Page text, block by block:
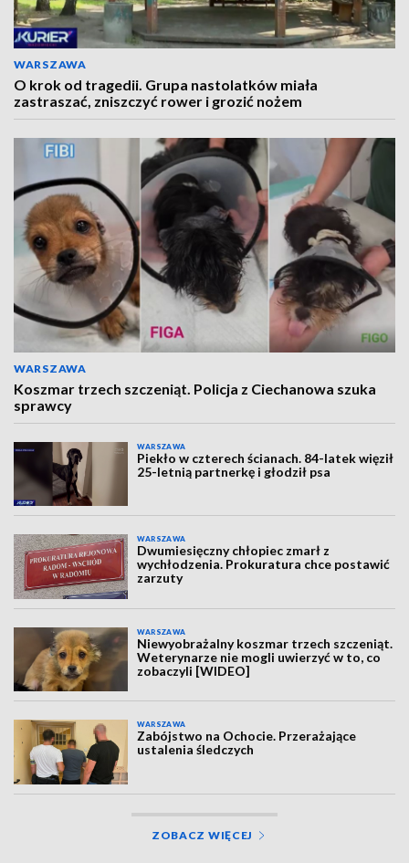
WARSZAWA
O krok od tragedii. Grupa nastolatków miała
zastraszać, zniszczyć rower i grozić nożem
WARSZAWA
Koszmar trzech szczeniąt. Policja z Ciechanowa szuka
sprawcy
WARSZAWA
Piekło w czterech ścianach. 84-latek więził
25-letnią partnerkę i głodził psa
WARSZAWA
Dwumiesięczny chłopiec zmarł z
wychłodzenia. Prokuratura chce postawić
zarzuty
WARSZAWA
Niewyobrażalny koszmar trzech szczeniąt.
Weterynarze nie mogli uwierzyć w to, co
zobaczyli [WIDEO]
WARSZAWA
Zabójstwo na Ochocie. Przerażające
ustalenia śledczych
ZOBACZ WIĘCEJ